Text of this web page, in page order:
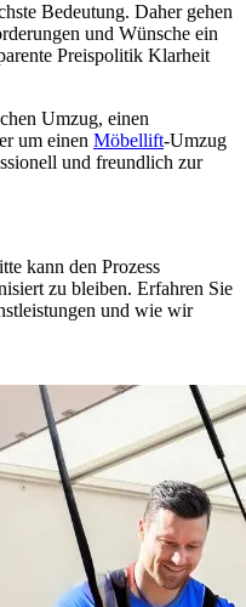
Bedeutung. Daher gehen
und Wünsche ein
Preispolitik Klarheit
Umzug, einen
um einen Möbellift-Umzug
und freundlich zur
kann den Prozess
zu bleiben. Erfahren Sie
und wie wir